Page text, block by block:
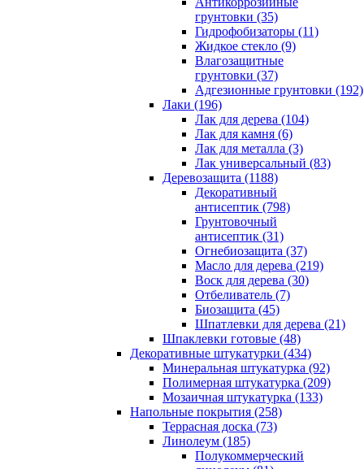
грунтовки (35)
Гидрофобизаторы (11)
Жидкое стекло (9)
Влагозащитные
грунтовки (37)
Адгезионные грунтовки (192)
Лаки (196)
Лак для дерева (104)
Лак для камня (6)
Лак для металла (3)
Лак универсальный (83)
Деревозащита (1188)
Декоративный
антисептик (798)
Грунтовочный
антисептик (31)
Огнебиозащита (37)
Масло для дерева (219)
Воск для дерева (30)
Отбеливатель (7)
Биозащита (45)
Шпатлевки для дерева (21)
Шпаклевки готовые (48)
Декоративные штукатурки (434)
Минеральная штукатурка (92)
Полимерная штукатурка (209)
Мозаичная штукатурка (133)
Напольные покрытия (258)
Террасная доска (73)
Линолеум (185)
Полукоммерческий